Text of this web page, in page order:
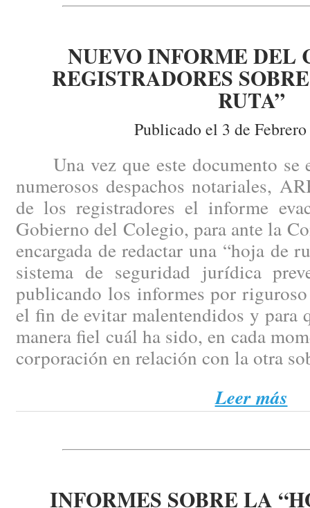
NUEVO INFORME DEL
REGISTRADORES
RUTA”
Publicado el 3 de
Una vez que este documento se
numerosos despachos notariales,
de los registradores el informe
Gobierno del Colegio, para ante la
encargada de redactar una “hoja de
sistema de seguridad jurídica
publicando los informes por
el fin de evitar malentendidos y para
manera fiel cuál ha sido, en cada
corporación en relación con la otra
Leer más
INFORMES SOBRE LA